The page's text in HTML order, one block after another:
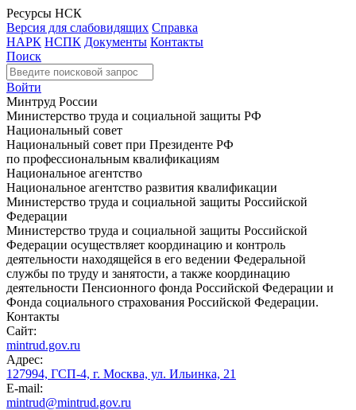
Ресурсы НСК
Версия для слабовидящих Справка
НАРК НСПК Документы Контакты
Поиск
Войти
Минтруд России
Министерство труда и социальной защиты РФ
Национальный совет
Национальный совет при Президенте РФ
по профессиональным квалификациям
Национальное агентство
Национальное агентство развития квалификации
Министерство труда и социальной защиты Российской
Федерации
Министерство труда и социальной защиты Российской
Федерации осуществляет координацию и контроль
деятельности находящейся в его ведении Федеральной
службы по труду и занятости, а также координацию
деятельности Пенсионного фонда Российской Федерации и
Фонда социального страхования Российской Федерации.
Контакты
Сайт:
mintrud.gov.ru
Адрес:
127994, ГСП-4, г. Москва, ул. Ильинка, 21
E-mail:
mintrud@mintrud.gov.ru